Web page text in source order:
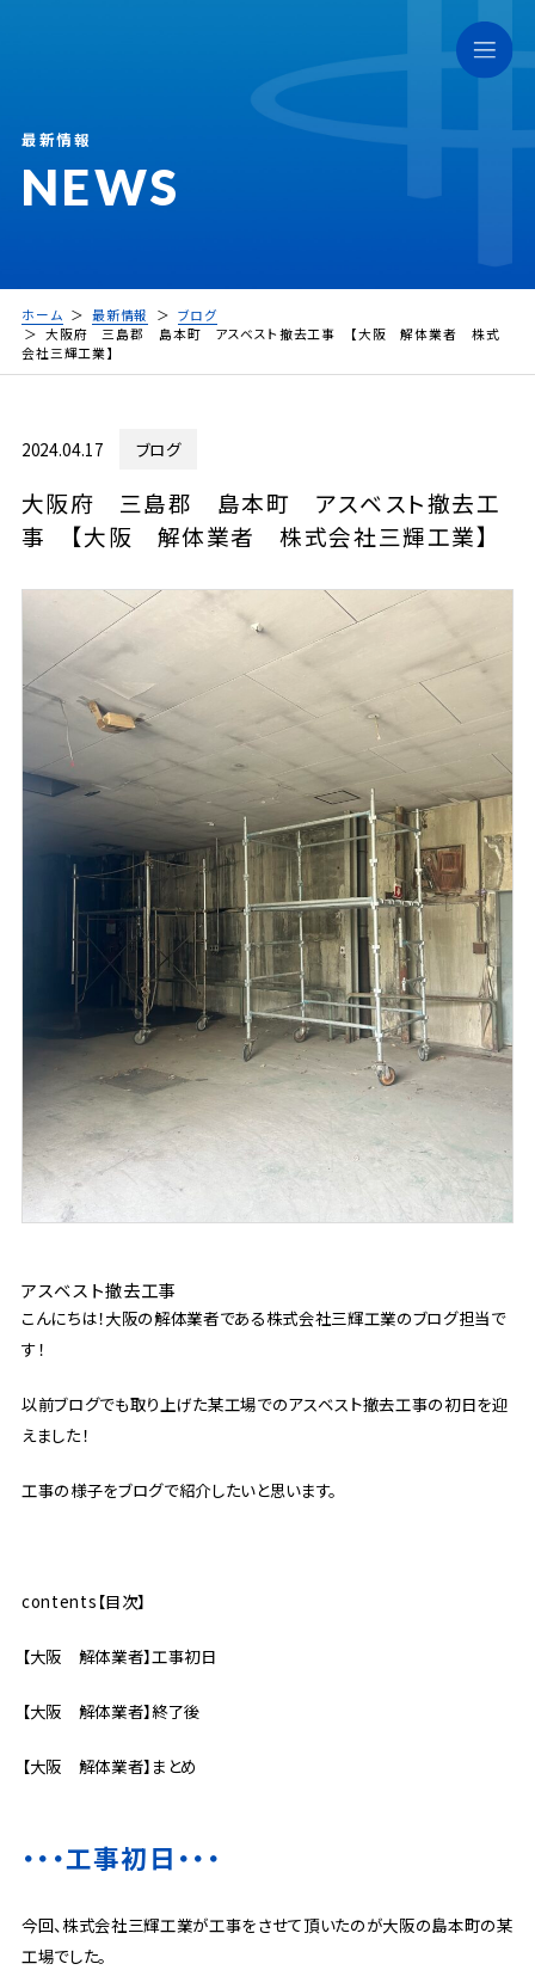
NEWS
最新情報
ホーム 最新情報
ブログ
大阪府 三島郡 島本町 アスベスト撤去工事 【大阪 解体業者 株式
会社三輝工業】
2024.04.17 ブログ
大阪府 三島郡 島本町 アスベスト撤去工
事 【大阪 解体業者 株式会社三輝工業】
アスベスト撤去工事
こんにちは！大阪の解体業者である株式会社三輝工業のブログ担当で
す！
以前ブログでも取り上げた某工場でのアスベスト撤去工事の初日を迎
えました！
工事の様子をブログで紹介したいと思います。
contents【目次】
【大阪 解体業者】工事初日
【大阪 解体業者】終了後
【大阪 解体業者】まとめ
・・・工事初日・・・
今回、株式会社三輝工業が工事をさせて頂いたのが大阪の島本町の某
工場でした。